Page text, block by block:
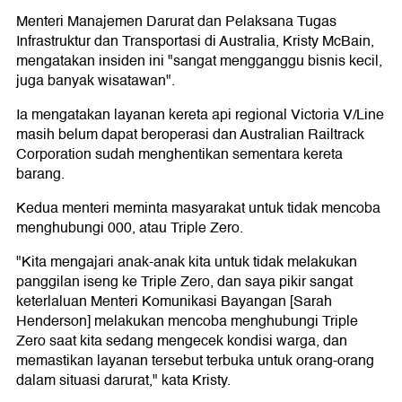
Menteri Manajemen Darurat dan Pelaksana Tugas
Infrastruktur dan Transportasi di Australia, Kristy McBain,
mengatakan insiden ini "sangat mengganggu bisnis kecil,
juga banyak wisatawan".
Ia mengatakan layanan kereta api regional Victoria V/Line
masih belum dapat beroperasi dan Australian Railtrack
Corporation sudah menghentikan sementara kereta
barang.
Kedua menteri meminta masyarakat untuk tidak mencoba
menghubungi 000, atau Triple Zero.
"Kita mengajari anak-anak kita untuk tidak melakukan
panggilan iseng ke Triple Zero, dan saya pikir sangat
keterlaluan Menteri Komunikasi Bayangan [Sarah
Henderson] melakukan mencoba menghubungi Triple
Zero saat kita sedang mengecek kondisi warga, dan
memastikan layanan tersebut terbuka untuk orang-orang
dalam situasi darurat," kata Kristy.